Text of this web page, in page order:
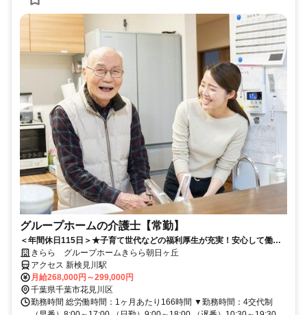
グループホームの介護士【常勤】
＜年間休日115日＞★子育て世代などの福利厚生が充実！安心して働け
る環境と、資格取得などのサポート制度が充実しています！★スキルア
ップも応援中！
きらら グループホームきらら朝日ヶ丘
アクセス 新検見川駅
月給268,000円～299,000円
千葉県千葉市花見川区
勤務時間 総労働時間：1ヶ月あたり166時間 ▼勤務時間：4交代制